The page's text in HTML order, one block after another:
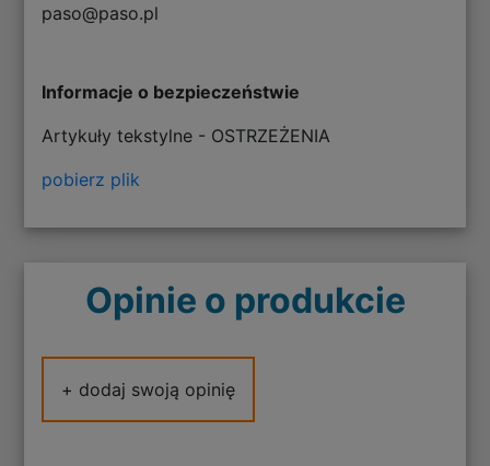
paso@paso.pl
Informacje o bezpieczeństwie
Artykuły tekstylne - OSTRZEŻENIA
pobierz plik
Opinie o produkcie
+ dodaj swoją opinię